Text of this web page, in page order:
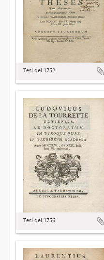
Tesi del 1752
Tesi del 1756